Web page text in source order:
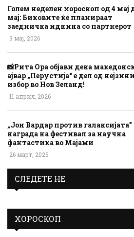
Голем неделен хороскоп од 4 мај
мај: Биковите ќе планираат
заедничка иднина со партнерот
3 мај, 2026
📸Рита Ора објави дека
ајвар „Перустија“ е дел од
избор во Нов Зеланд!
11 април, 2026
„Јон Вардар против галаксијата”
награда на фестивал за научна
фантастика во Мајами
26 март, 2026
СЛЕДЕТЕ НЕ
ХОРОСКОП